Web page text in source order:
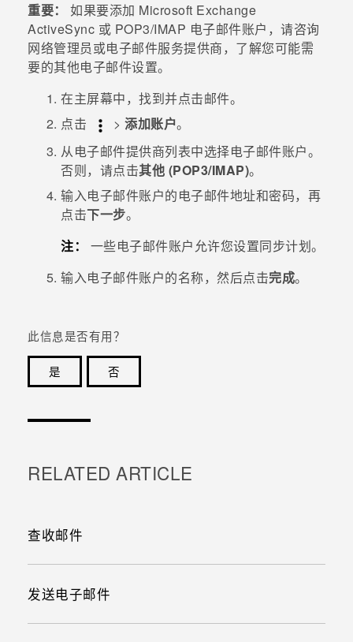
重要：
如果要添加 Microsoft Exchange
ActiveSync 或 POP3/IMAP 电子邮件账户，请咨询
网络管理员或电子邮件服务提供商，了解您可能需
要的其他电子邮件设置。
在主屏幕中，找到并点击邮件。
点击
> 添加账户。
从电子邮件提供商列表中选择电子邮件账户。
否则，请点击其他 (POP3/IMAP)。
输入电子邮件账户的电子邮件地址和密码，再
点击下一步。
注：
一些电子邮件账户允许您设置同步计划。
输入电子邮件账户的名称，然后点击完成。
此信息是否有用？
是
否
RELATED ARTICLE
查收邮件
发送电子邮件